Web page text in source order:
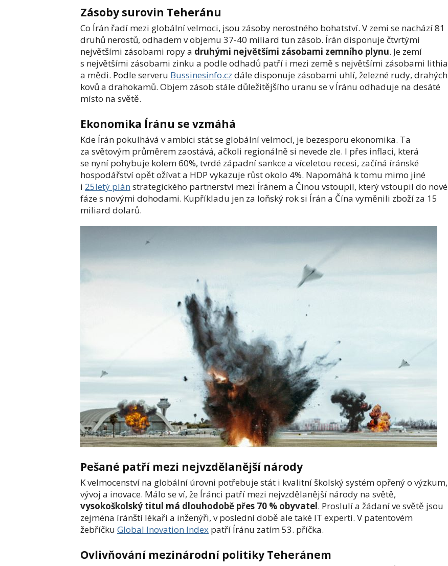
Zásoby surovin Teheránu
Co Írán řadí mezi globální velmoci, jsou zásoby nerostného bohatství. V zemi se nachází 81
druhů nerostů, odhadem v objemu 37-40 miliard tun zásob. Írán disponuje čtvrtými
největšími zásobami ropy a druhými největšími zásobami zemního plynu. Je zemí
s největšími zásobami zinku a podle odhadů patří i mezi země s největšími zásobami lithia
a mědi. Podle serveru Bussinesinfo.cz dále disponuje zásobami uhlí, železné rudy, drahých
kovů a drahokamů. Objem zásob stále důležitějšího uranu se v Íránu odhaduje na desáté
místo na světě.
Ekonomika Íránu se vzmáhá
Kde Írán pokulhává v ambici stát se globální velmocí, je bezesporu ekonomika. Ta
za světovým průměrem zaostává, ačkoli regionálně si nevede zle. I přes inflaci, která
se nyní pohybuje kolem 60%, tvrdé západní sankce a víceletou recesi, začíná íránské
hospodářství opět ožívat a HDP vykazuje růst okolo 4%. Napomáhá k tomu mimo jiné
i 25letý plán strategického partnerství mezi Íránem a Čínou vstoupil, který vstoupil do nové
fáze s novými dohodami. Kupříkladu jen za loňský rok si Írán a Čína vyměnili zboží za 15
miliard dolarů.
Pešané patří mezi nejvzdělanější národy
K velmocenství na globální úrovni potřebuje stát i kvalitní školský systém opřený o výzkum,
vývoj a inovace. Málo se ví, že Íránci patří mezi nejvzdělanější národy na světě,
vysokoškolský titul má dlouhodobě přes 70 % obyvatel. Proslulí a žádaní ve světě jsou
zejména íránští lékaři a inženýři, v poslední době ale také IT experti. V patentovém
žebříčku Global Inovation Index patří Íránu zatím 53. příčka.
Ovlivňování mezinárodní politiky Teheránem